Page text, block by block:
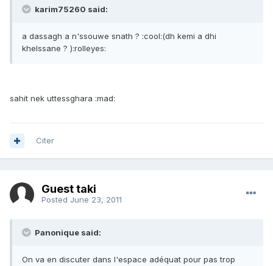
karim75260 said:
a dassagh a n'ssouwe snath ? :cool:(dh kemi a dhi
khelssane ? ):rolleyes:
sahit nek uttessghara :mad:
Citer
Guest taki
Posted June 23, 2011
Panonique said:
On va en discuter dans l'espace adéquat pour pas trop